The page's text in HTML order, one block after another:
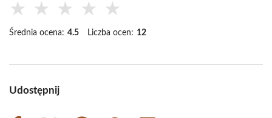
★ ★ ★ ★ ★
Średnia ocena: 4.5 Liczba ocen: 12
Udostępnij